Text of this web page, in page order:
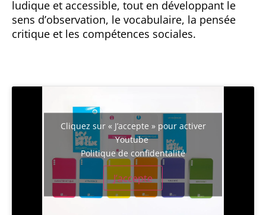
ludique et accessible, tout en développant le
sens d’observation, le vocabulaire, la pensée
critique et les compétences sociales.
Cliquez sur « J’accepte » pour activer
Youtube
Politique de confidentalité
J’accepte